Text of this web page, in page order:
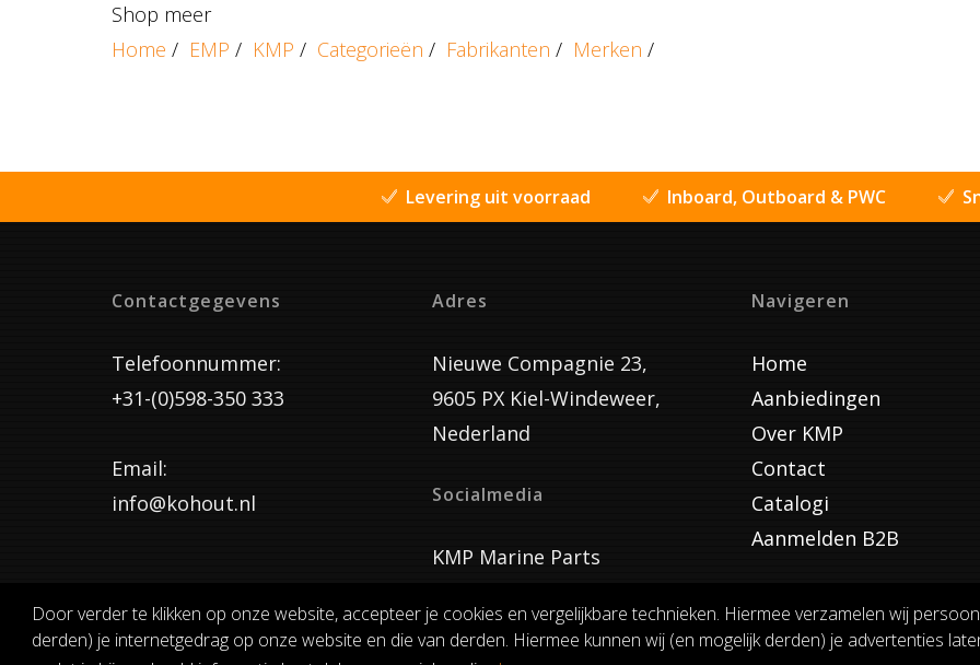
Door verder te klikken op onze website, accepteer je cookies en vergelijkbare technieken. Hiermee verzamelen wij
derden) je internetgedrag op onze website en die van derden. Hiermee kunnen wij (en mogelijk derden) je advertenties
Shop meer
Home / EMP / KMP / Categorieën / Fabrikanten / Merken /
Levering uit voorraad Inboard, Outboard & PWC
Contactgegevens
Telefoonnummer:
+31-(0)598-350 333
Email:
info@kohout.nl
Adres
Nieuwe Compagnie 23,
9605 PX Kiel-Windeweer,
Nederland
Socialmedia
KMP Marine Parts
Navigeren
Home
Aanbiedingen
Over KMP
Contact
Catalogi
Aanmelden B2B